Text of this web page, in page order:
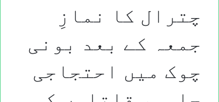
چترال کا نمازِ
جمعہ کے بعد بونی
چوک میں احتجاجی